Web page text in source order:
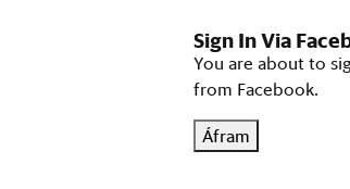
Sign In Via
You are about to
from Facebook.
Áfram